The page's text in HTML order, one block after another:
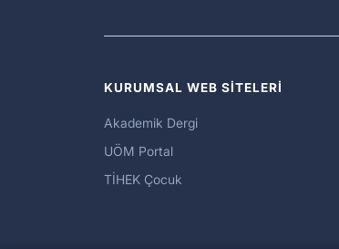
KURUMSAL WEB SİTELERİ
Akademik Dergi
UÖM Portal
TİHEK Çocuk